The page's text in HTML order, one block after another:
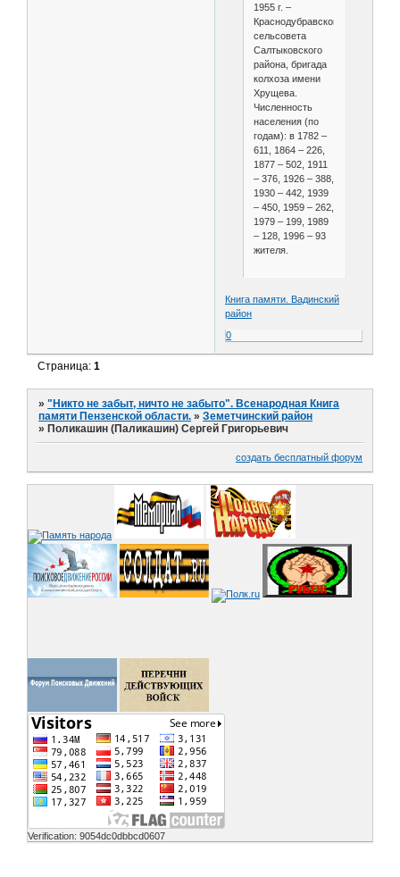
1955 г. –
Краснодубравского
сельсовета
Салтыковского
района, бригада
колхоза имени
Хрущева.
Численность
населения (по
годам): в 1782 –
611, 1864 – 226,
1877 – 502, 1911
– 376, 1926 – 388,
1930 – 442, 1939
– 450, 1959 – 262,
1979 – 199, 1989
– 128, 1996 – 93
жителя.
Книга памяти. Вадинский
район
0
Страница:1
»"Никто не забыт, ничто не забыто". Всенародная Книга
памяти Пензенской области. »Земетчинский район
» Поликашин (Паликашин) Сергей Григорьевич
создать бесплатный форум
Verification: 9054dc0dbbcd0607